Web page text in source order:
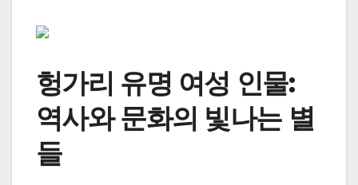
헝가리 유명 여성 인물:
역사와 문화의 빛나는 별
들